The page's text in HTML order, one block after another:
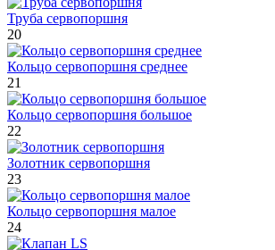
Труба сервопоршня
20
Кольцо сервопоршня среднее
21
Кольцо сервопоршня большое
22
Золотник сервопоршня
23
Кольцо сервопоршня малое
24